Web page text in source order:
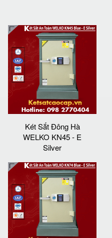
Két Sắt Đông Hà
WELKO KN45 - E
Silver